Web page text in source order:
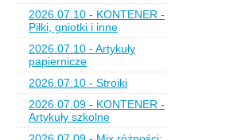
2026.07.10 - KONTENER -
Piłki, gniotki i inne
2026.07.10 - Artykuły
papiernicze
2026.07.10 - Stroiki
2026.07.09 - KONTENER -
Artykuły szkolne